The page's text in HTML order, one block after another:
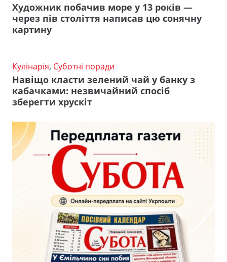
Художник побачив море у 13 років —
через пів століття написав цю сонячну
картину
Кулінарія, Суботні поради
Навіщо класти зелений чай у банку з
кабачками: незвичайний спосіб
зберегти хрускіт